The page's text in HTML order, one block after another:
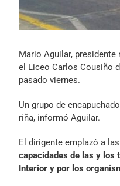
Mario Aguilar,
el Liceo Carlos Cousiño
pasado viernes.
Un grupo de
riña, informó Aguilar.
El dirigente emplazó a
capacidades de las y los
Interior y por los